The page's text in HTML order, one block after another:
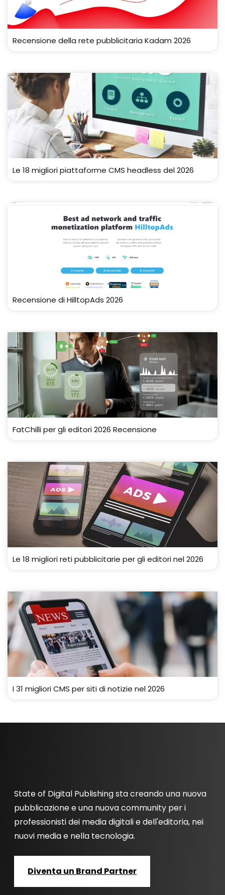
Recensione della rete pubblicitaria Kadam 2026
Le 18 migliori piattaforme CMS headless del 2026
Recensione di HilltopAds 2026
FatChilli per gli editori 2026 Recensione
Le 18 migliori reti pubblicitarie per gli editori nel 2026
I 31 migliori CMS per siti di notizie nel 2026
State of Digital Publishing sta creando una nuova
pubblicazione e una nuova community per i
professionisti dei media digitali e dell'editoria, nei
nuovi media e nella tecnologia.
Diventa un Brand Partner